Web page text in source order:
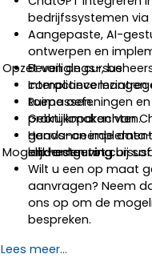
bedrijfssystemen via
Aangepaste, AI-
ontwerpen en
Beveiligings-,
toepassen.
Gebruikmaken van
geavanceerde
ondersteuning bij
Opzet van de cursus
Interactieve lezingen
Ruime oefeningen en
praktijkopdrachten.
Hands-on
lab-omgeving.
Mogelijkheden tot
Wilt u een op maat
aanvragen? Neem
ons op om de
bespreken.
Lees meer...